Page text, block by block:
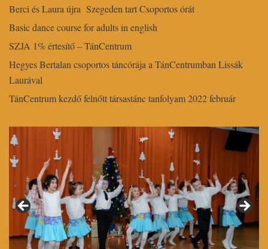
Berci és Laura újra Szegeden tart Csoportos órát
Basic dance course for adults in english
SZJA 1% értesítő – TánCentrum
Hegyes Bertalan csoportos táncórája a TánCentrumban Lissák
Laurával
TánCentrum kezdő felnőtt társastánc tanfolyam 2022 február